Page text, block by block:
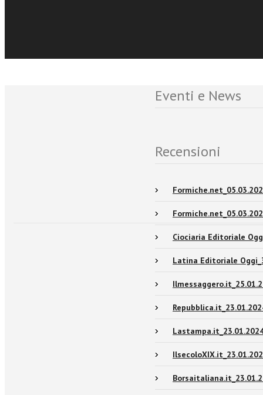
Eventi e News
Recensioni
Ciociaria Editoriale
Latina Editoriale